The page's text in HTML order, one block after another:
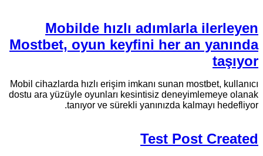
Mobilde hızlı adımlarla ilerleyen
Mostbet, oyun keyfini her an yanında
taşıyor
Mobil cihazlarda hızlı erişim imkanı sunan mostbet, kullanıcı
dostu ara yüzüyle oyunları kesintisiz deneyimlemeye olanak
tanıyor ve sürekli yanınızda kalmayı hedefliyor.
Test Post Created